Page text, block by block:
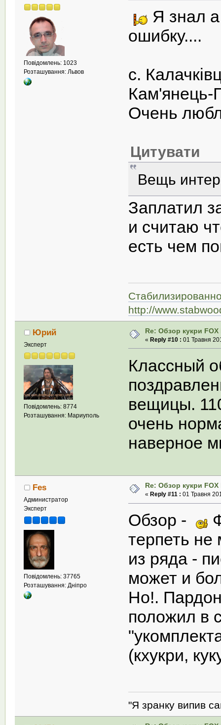
Повідомлень: 1023
Розташування: Львов
Я знал
ошибку....
с.
Кам'янець-
Очень
Цитувати
Вещь
Заплатил
и считаю
есть чем
http://
Юрий
Эксперт
Повідомлень: 8774
Розташування: Мариуполь
Re: Обзор кукри
« Reply #10 : 01 Травня
Классный
вещицы.
очень
наверное
Fes
Администратор
Эксперт
Повідомлень: 37765
Розташування: Дніпро
Re: Обзор кукри
« Reply #11 : 01 Травня
Обзор -
терпеть не
из ряда -
может и
Но!.
положил в
(кхукри,
"Я зранку випив